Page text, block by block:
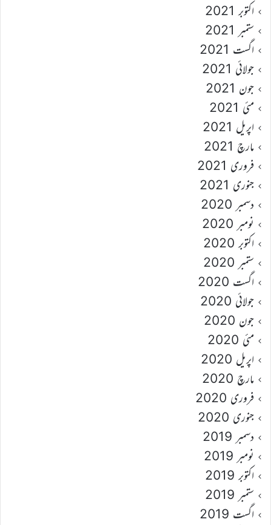
اکتوبر 2021
ستمبر 2021
اگست 2021
جولائی 2021
جون 2021
مئی 2021
اپریل 2021
مارچ 2021
فروری 2021
جنوری 2021
دسمبر 2020
نومبر 2020
اکتوبر 2020
ستمبر 2020
اگست 2020
جولائی 2020
جون 2020
مئی 2020
اپریل 2020
مارچ 2020
فروری 2020
جنوری 2020
دسمبر 2019
نومبر 2019
اکتوبر 2019
ستمبر 2019
اگست 2019